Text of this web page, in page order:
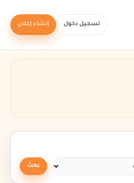
تسجيل دخول إنشاء إعلان
بحث